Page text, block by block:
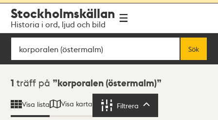
navigationen
huvudinnehållet
Stockholmskällan
Historia i ord, ljud och bild
Sök
Sök
Sökresultat
1 träff på korporalen (östermalm)
Visa lista Visa karta Filtrera